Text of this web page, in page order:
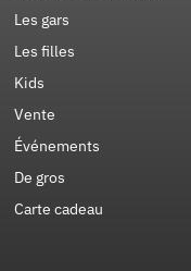
Les gars
Les filles
Kids
Vente
Événements
De gros
Carte cadeau